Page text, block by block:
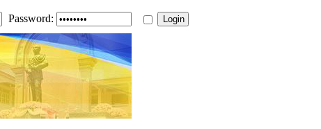
Password: